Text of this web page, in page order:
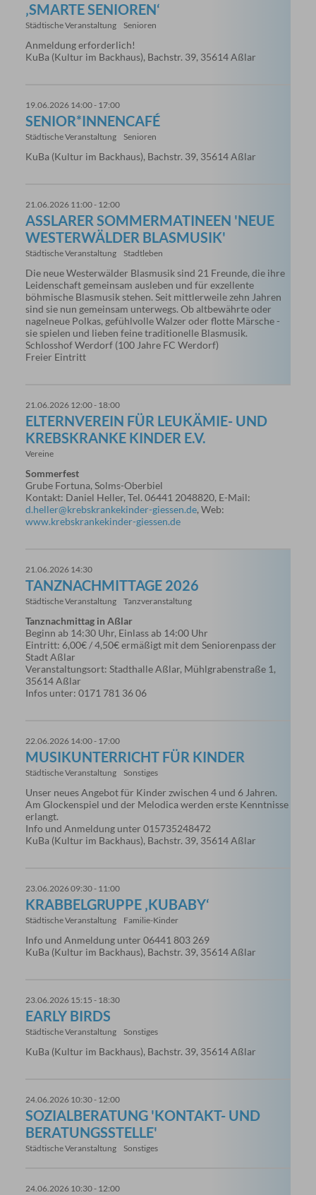
‚SMARTE SENIOREN‘
Städtische Veranstaltung Senioren
Anmeldung erforderlich!
KuBa (Kultur im Backhaus), Bachstr. 39, 35614 Aßlar
19.06.2026 14:00 - 17:00
SENIOR*INNENCAFÉ
Städtische Veranstaltung Senioren
KuBa (Kultur im Backhaus), Bachstr. 39, 35614 Aßlar
21.06.2026 11:00 - 12:00
ASSLARER SOMMERMATINEEN 'NEUE W
ESTERWÄLDER BLASMUSIK'
Städtische Veranstaltung Stadtleben
Die neue Westerwälder Blasmusik sind 21 Freunde, die ihre
Leidenschaft gemeinsam ausleben und für exzellente
böhmische Blasmusik stehen. Seit mittlerweile zehn Jahren
sind sie nun gemeinsam unterwegs. Ob altbewährte oder
nagelneue Polkas, gefühlvolle Walzer oder flotte Märsche -
sie spielen und lieben feine traditionelle Blasmusik.
Schlosshof Werdorf (100 Jahre FC Werdorf)
Freier Eintritt
21.06.2026 12:00 - 18:00
ELTERNVEREIN FÜR LEUKÄMIE- UND
KREBSKRANKE KINDER E.V.
Vereine
Sommerfest
Grube Fortuna, Solms-Oberbiel
Kontakt: Daniel Heller, Tel. 06441 2048820, E-Mail:
d.heller@krebskrankekinder-giessen.de, Web:
www.krebskrankekinder-giessen.de
21.06.2026 14:30
TANZNACHMITTAGE 2026
Städtische Veranstaltung Tanzveranstaltung
Tanznachmittag in Aßlar
Beginn ab 14:30 Uhr, Einlass ab 14:00 Uhr
Eintritt: 6,00€ / 4,50€ ermäßigt mit dem Seniorenpass der
Stadt Aßlar
Veranstaltungsort: Stadthalle Aßlar, Mühlgrabenstraße 1,
35614 Aßlar
Infos unter: 0171 781 36 06
22.06.2026 14:00 - 17:00
MUSIKUNTERRICHT FÜR KINDER
Städtische Veranstaltung Sonstiges
Unser neues Angebot für Kinder zwischen 4 und 6 Jahren.
Am Glockenspiel und der Melodica werden erste Kenntnisse
erlangt.
Info und Anmeldung unter 015735248472
KuBa (Kultur im Backhaus), Bachstr. 39, 35614 Aßlar
23.06.2026 09:30 - 11:00
KRABBELGRUPPE ‚KUBABY‘
Städtische Veranstaltung Familie-Kinder
Info und Anmeldung unter 06441 803 269
KuBa (Kultur im Backhaus), Bachstr. 39, 35614 Aßlar
23.06.2026 15:15 - 18:30
EARLY BIRDS
Städtische Veranstaltung Sonstiges
KuBa (Kultur im Backhaus), Bachstr. 39, 35614 Aßlar
24.06.2026 10:30 - 12:00
SOZIALBERATUNG 'KONTAKT- UND
BERATUNGSSTELLE'
Städtische Veranstaltung Sonstiges
24.06.2026 10:30 - 12:00